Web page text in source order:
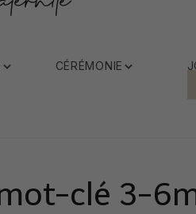
CÉRÉMONIE
clé 3-